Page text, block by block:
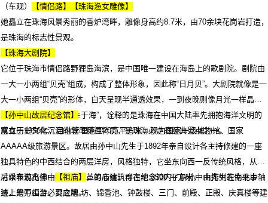
（车观）
【情侣路】【珠海渔女雕像】
她矗立在珠海风景秀丽的香炉湾畔，雕像身高约8.7米，由70余块花岗岩打造，
是珠海的标志性景观。
【珠海大剧院】
它位于珠海市情侣路野狸岛海滨，是中国唯一建设在海岛上的歌剧院。剧院由
一大一小两组“贝壳”组成，构成了整体形象，因此称“日月贝”。大剧院就像是一
大一小两组“贝壳”的形体，白天呈现半通透效果，一到夜晚则像月光一样晶莹
剔透。“珠生于贝，贝生于海”，诠释的是珠海在中国大陆率先拥抱海洋文明的
富有历史文化沉淀的城市精神特质，是珠海必走的经典景点之一。
【孙中山故居纪念馆】
成立于1956年，目前管理范围20万平方米，现为国家一级博物馆、国家
AAAAA级旅游景区。故居由孙中山先生于1892年亲自设计各主持修建的一座
独具特色的中西结合的两层洋房，风格独特，它坐东向西一反传统风格，从中
可以表现出孙中山急取改革的心情，可在纪念馆内了解孙中山先生的生平事
迹，是中山游必到之地。
后乘车游览佛山 【祖庙】 ，祖庙建筑群占地 3500 平方米， 由排列在南北中轴
线上的万福台、灵应牌 坊、锦香池、钟鼓楼、三门、前殿、正殿、庆真楼等建